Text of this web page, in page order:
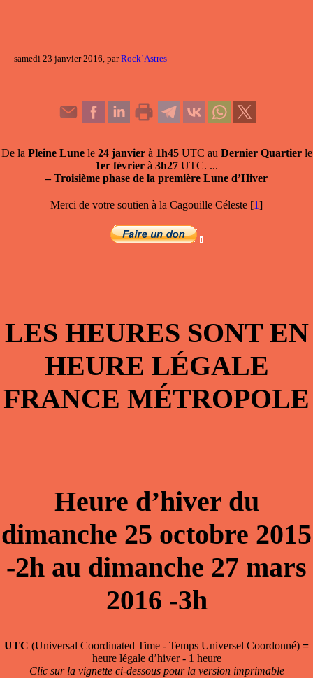
samedi 23 janvier 2016, parRock’Astres
De la Pleine Lunele 24 janvierà 1h45UTC au Dernier Quartierle
1er février à 3h27 UTC. ...
– Troisième phase de la première Lune d’Hiver
Merci de votre soutien à la Cagouille Céleste [1]
LES HEURES SONT EN
HEURE LÉGALE
FRANCE MÉTROPOLE
Heure d’hiver du
dimanche 25 octobre 2015
-2h au dimanche 27 mars
2016 -3h
UTC (Universal Coordinated Time - Temps Universel Coordonné) =
heure légale d’hiver - 1 heure
Clic sur la vignette ci-dessous pour la version imprimable